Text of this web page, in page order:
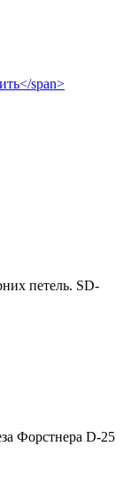
span>
петель. SD-
Форстнера D-25